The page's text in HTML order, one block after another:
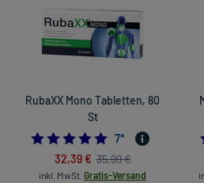
RubaXX Mono Tabletten, 80
St
5.0
7*
32,39 € 35,99 €
inkl. MwSt. Gratis-Versand